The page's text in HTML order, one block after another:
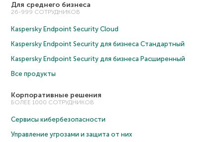
Для среднего бизнеса
26-999 СОТРУДНИКОВ
Kaspersky Endpoint Security Cloud
Kaspersky Endpoint Security для бизнеса Cтандартный
Kaspersky Endpoint Security для бизнеса Расширенный
Все продукты
Корпоративные решения
БОЛЕЕ 1000 СОТРУДНИКОВ
Сервисы кибербезопасности
Управление угрозами и защита от них